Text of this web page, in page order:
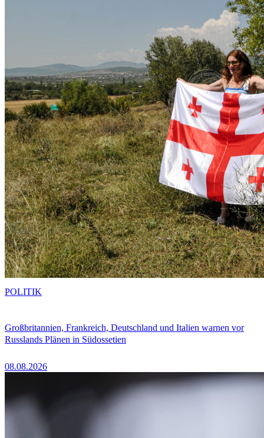
Großbritannien, Frankreich, Deutschland und Italien warnen vor
Russlands Plänen in Südossetien
08.08.2026
POLITIK